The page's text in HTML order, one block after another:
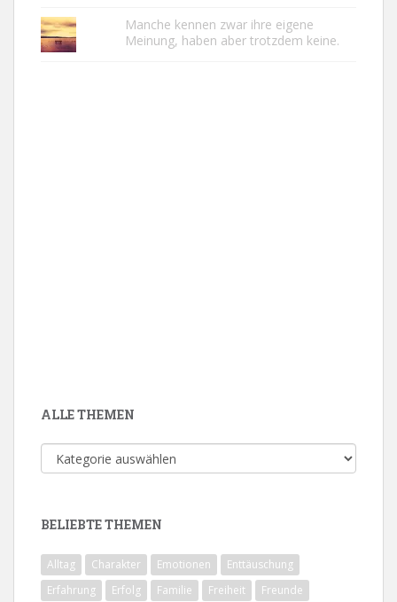
Manche kennen zwar ihre eigene
Meinung, haben aber trotzdem keine.
ALLE THEMEN
Alle
Themen
BELIEBTE THEMEN
Alltag Charakter Emotionen
Enttäuschung
Erfahrung
Erfolg Familie Freiheit
Freunde